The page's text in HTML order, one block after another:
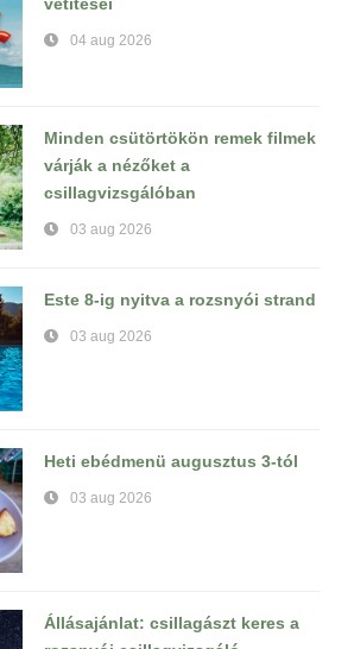
04 aug 2026
Minden csütörtökön remek filmek
várják a nézőket a
csillagvizsgálóban
03 aug 2026
Este 8-ig nyitva a rozsnyói strand
03 aug 2026
Heti ebédmenü augusztus 3-tól
03 aug 2026
Állásajánlat: csillagászt keres a